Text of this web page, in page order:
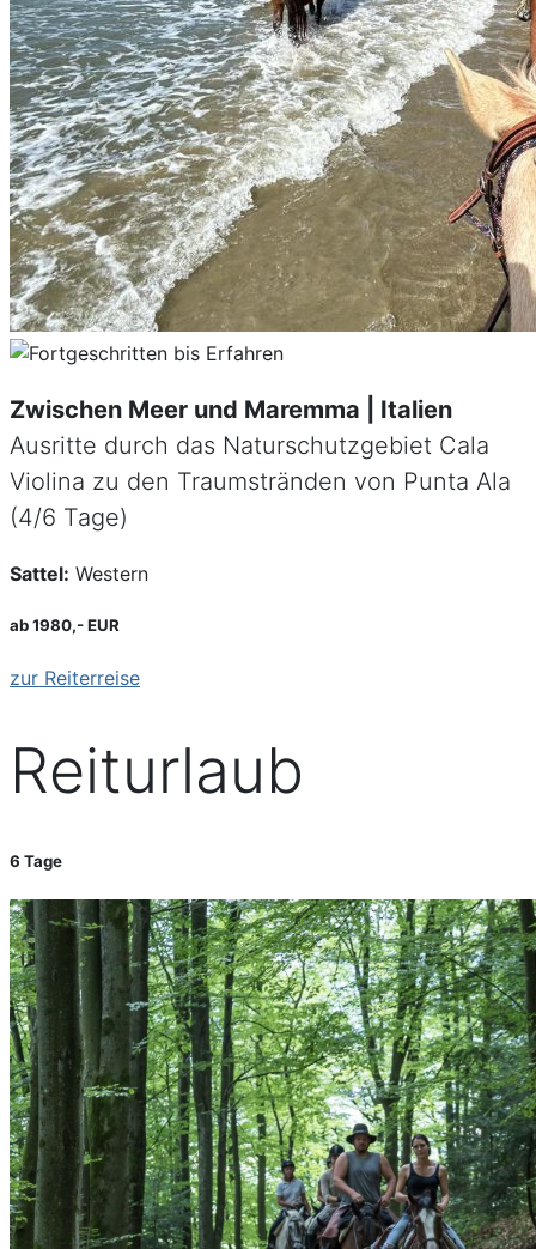
Zwischen Meer und Maremma | Italien
Ausritte durch das Naturschutzgebiet Cala
Violina zu den Traumstränden von Punta Ala
(4/6 Tage)
Sattel: Western
ab 1980,- EUR
zur Reiterreise
Reiturlaub
6 Tage